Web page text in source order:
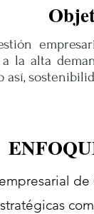
la alta
así,
de